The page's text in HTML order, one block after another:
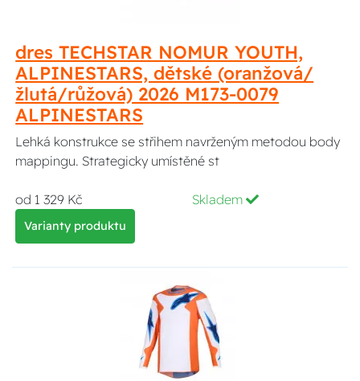
dres TECHSTAR NOMUR YOUTH,
ALPINESTARS, dětské (oranžová/
žlutá/růžová) 2026 M173-0079
ALPINESTARS
Lehká konstrukce se střihem navrženým metodou body
mappingu. Strategicky umístěné st
od 1 329 Kč Skladem
Varianty produktu